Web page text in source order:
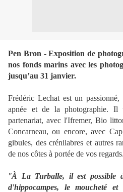
Pen Bron - Exposition de
nos fonds marins avec les
jusqu’au 31 janvier.
Frédéric Lechat est un
apnée et de la photographie.
Il
partenariat, avec l'Ifremer, Bio
Concarneau, ou encore, avec
gibules, des crénilabres et autres
de nos côtes à portée de vos regards.
"À La Turballe, il est possible
d'hippocampes, le moucheté